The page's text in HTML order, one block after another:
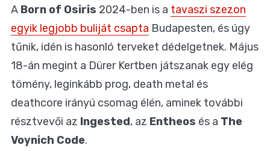
A Born of Osiris 2024-ben is a tavaszi szezon
egyik legjobb buliját csapta Budapesten, és úgy
tűnik, idén is hasonló terveket dédelgetnek. Május
18-án megint a Dürer Kertben játszanak egy elég
tömény, leginkább prog, death metal és
deathcore irányú csomag élén, aminek további
résztvevői az Ingested, az Entheos és a The
Voynich Code.